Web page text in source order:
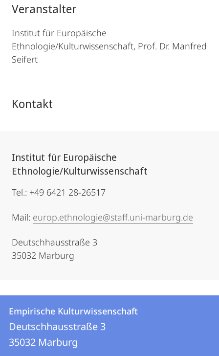
Veranstalter
Institut für Europäische
Ethnologie/Kulturwissenschaft, Prof. Dr. Manfred
Seifert
Kontakt
Institut für Europäische
Ethnologie/Kulturwissenschaft
Tel.: +49 6421 28-26517
Mail: europ.ethnologie@staff.uni-marburg.de
Deutschhausstraße 3
35032 Marburg
Kontakt
und
Informationen
Kontaktinformationen
Empirische
Kulturwissenschaft
Empirische Kulturwissenschaft
Deutschhausstraße 3
35032 Marburg